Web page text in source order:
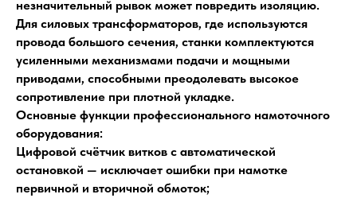
незначительный рывок может повредить изоляцию.
Для силовых трансформаторов, где используются
провода большого сечения, станки комплектуются
усиленными механизмами подачи и мощными
приводами, способными преодолевать высокое
сопротивление при плотной укладке.
Основные функции профессионального намоточного
оборудования:
Цифровой счётчик витков с автоматической
остановкой — исключает ошибки при намотке
первичной и вторичной обмоток;